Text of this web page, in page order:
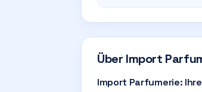
Über Import
Import Parfumerie: